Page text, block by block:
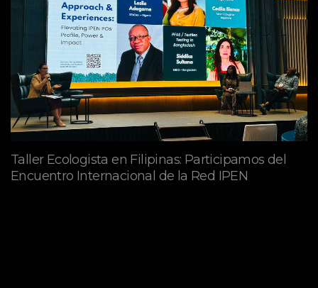
Taller Ecologista en Filipinas: Participamos del
Encuentro Internacional de la Red IPEN